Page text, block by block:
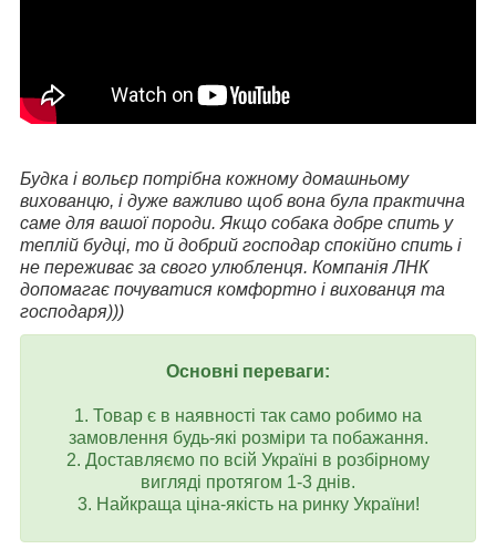
Будка і вольєр потрібна кожному домашньому
вихованцю, і дуже важливо щоб вона була практична
саме для вашої породи. Якщо собака добре спить у
теплій будці, то й добрий господар спокійно спить і
не переживає за свого улюбленця. Компанія ЛНК
допомагає почуватися комфортно і вихованця та
господаря)))
Основні переваги:
1. Товар є в наявності так само робимо на
замовлення будь-які розміри та побажання.
2. Доставляємо по всій Україні в розбірному
вигляді протягом 1-3 днів.
3. Найкраща ціна-якість на ринку України!